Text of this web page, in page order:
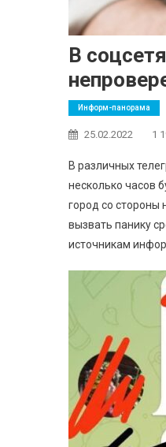
В
Информ-панорама
25.02.2022 1
В различных
несколько часов
город со стороны
вызвать панику
источникам